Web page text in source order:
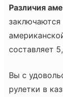
Различия
составляет
Вы с
рулетки в